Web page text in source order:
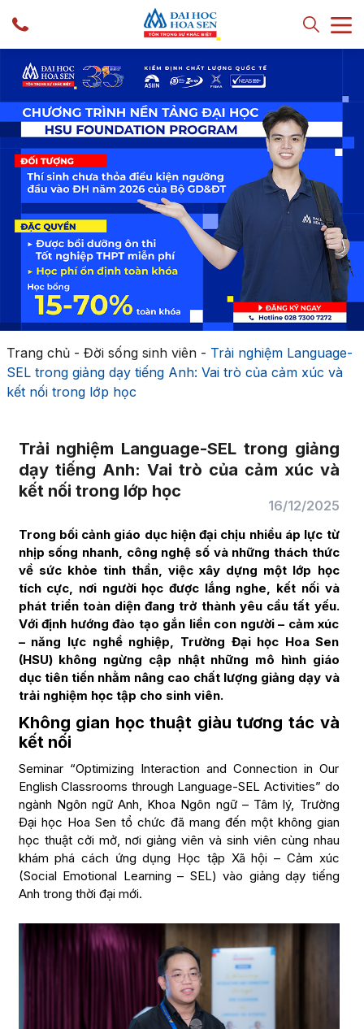
Trang chủ- Đời sống sinh viên- Trải nghiệm Language-
SEL trong giảng dạy tiếng Anh: Vai trò của cảm xúc và
kết nối trong lớp học
Trải nghiệm Language-SEL trong giảng
dạy tiếng Anh: Vai trò của cảm xúc và
kết nối trong lớp học
16/12/2025
Trong bối cảnh giáo dục hiện đại chịu nhiều áp lực từ
nhịp sống nhanh, công nghệ số và những thách thức
về sức khỏe tinh thần, việc xây dựng một lớp học
tích cực, nơi người học được lắng nghe, kết nối và
phát triển toàn diện đang trở thành yêu cầu tất yếu.
Với định hướng đào tạo gắn liền con người – cảm xúc
– năng lực nghề nghiệp, Trường Đại học Hoa Sen
(HSU) không ngừng cập nhật những mô hình giáo
dục tiên tiến nhằm nâng cao chất lượng giảng dạy và
trải nghiệm học tập cho sinh viên.
Không gian học thuật giàu tương tác và
kết nối
Seminar “Optimizing Interaction and Connection in Our
English Classrooms through Language-SEL Activities” do
ngành Ngôn ngữ Anh, Khoa Ngôn ngữ – Tâm lý, Trường
Đại học Hoa Sen tổ chức đã mang đến một không gian
học thuật cởi mở, nơi giảng viên và sinh viên cùng nhau
khám phá cách ứng dụng Học tập Xã hội – Cảm xúc
(Social Emotional Learning – SEL) vào giảng dạy tiếng
Anh trong thời đại mới.